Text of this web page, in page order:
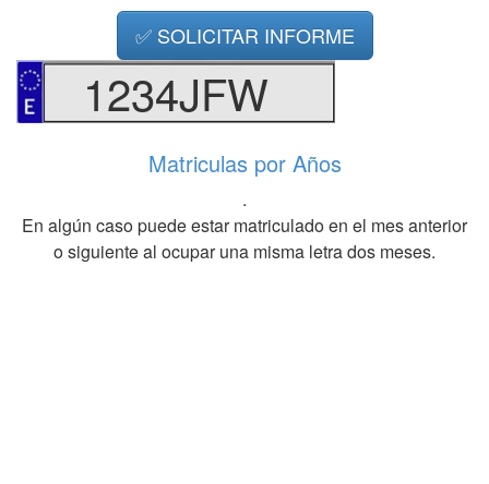
✅ SOLICITAR INFORME
1234JFW
Matriculas por Años
.
En algún caso puede estar matriculado en el mes anterior
o siguiente al ocupar una misma letra dos meses.